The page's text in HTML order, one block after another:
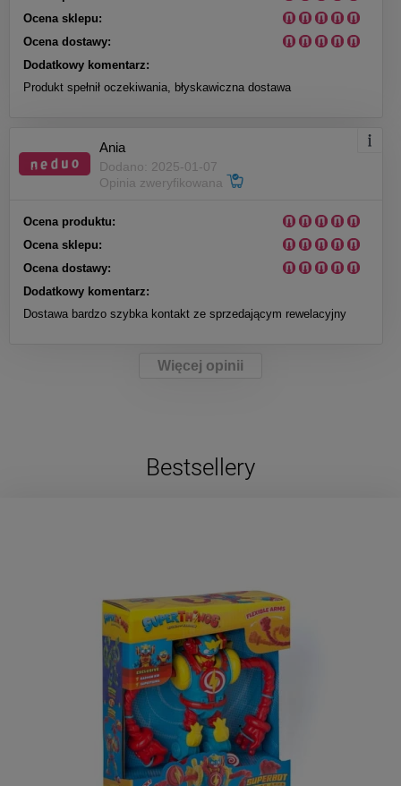
Ocena sklepu:
Ocena dostawy:
Dodatkowy komentarz:
Produkt spełnił oczekiwania, błyskawiczna dostawa
Ania
Dodano: 2025-01-07
Opinia zweryfikowana
Ocena produktu:
Ocena sklepu:
Ocena dostawy:
Dodatkowy komentarz:
Dostawa bardzo szybka kontakt ze sprzedającym rewelacyjny
Więcej opinii
Bestsellery